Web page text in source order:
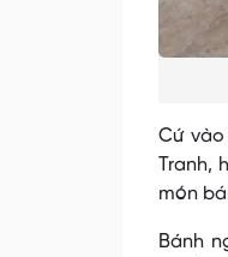
Cứ vào
Tranh,
món
Bánh